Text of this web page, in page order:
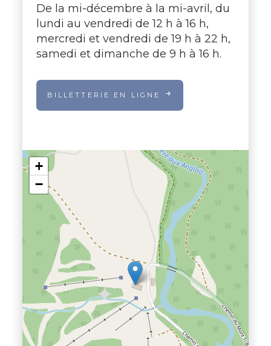
De la mi-décembre à la mi-avril, du
lundi au vendredi de 12 h à 16 h,
mercredi et vendredi de 19 h à 22 h,
samedi et dimanche de 9 h à 16 h.
BILLETTERIE EN LIGNE
+
−